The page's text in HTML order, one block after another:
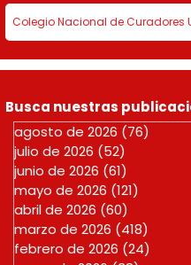
Colegio Nacional de Curadores
Busca nuestras
agosto de 2026 (76)
julio de 2026 (52)
junio de 2026 (61)
mayo de 2026 (121)
abril de 2026 (60)
marzo de 2026 (418)
febrero de 2026 (24)